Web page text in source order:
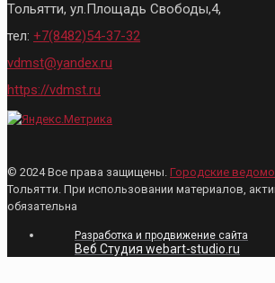
Тольятти, ул.Площадь Свободы,4,
тел: +7(8482)54-37-32
vdmst@yandex.ru
https://vdmst.ru
© 2024 Все права защищены. Городские
Тольятти. При использовании материалов,
обязательна
Разработка и продвижение сайта
Веб Студия webart-studio.ru